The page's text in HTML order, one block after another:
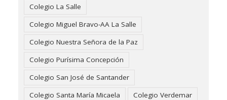
Colegio La Salle
Colegio Miguel Bravo-AA La Salle
Colegio Nuestra Señora de la Paz
Colegio Purísima Concepción
Colegio San José de Santander
Colegio Santa María Micaela
Colegio Verdemar